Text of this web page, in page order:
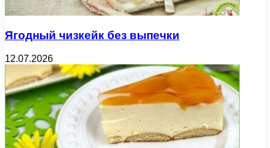
Ягодный чизкейк без выпечки
12.07.2026